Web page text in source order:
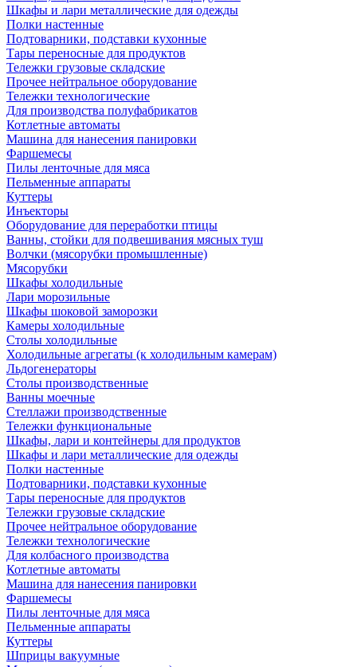
Шкафы и лари металлические для одежды
Полки настенные
Подтоварники, подставки кухонные
Тары переносные для продуктов
Тележки грузовые складские
Прочее нейтральное оборудование
Тележки технологические
Для производства полуфабрикатов
Котлетные автоматы
Машина для нанесения панировки
Фаршемесы
Пилы ленточные для мяса
Пельменные аппараты
Куттеры
Инъекторы
Оборудование для переработки птицы
Ванны, стойки для подвешивания мясных туш
Волчки (мясорубки промышленные)
Мясорубки
Шкафы холодильные
Лари морозильные
Шкафы шоковой заморозки
Камеры холодильные
Столы холодильные
Холодильные агрегаты (к холодильным камерам)
Льдогенераторы
Столы производственные
Ванны моечные
Стеллажи производственные
Тележки функциональные
Шкафы, лари и контейнеры для продуктов
Шкафы и лари металлические для одежды
Полки настенные
Подтоварники, подставки кухонные
Тары переносные для продуктов
Тележки грузовые складские
Прочее нейтральное оборудование
Тележки технологические
Для колбасного производства
Котлетные автоматы
Машина для нанесения панировки
Фаршемесы
Пилы ленточные для мяса
Пельменные аппараты
Куттеры
Шприцы вакуумные